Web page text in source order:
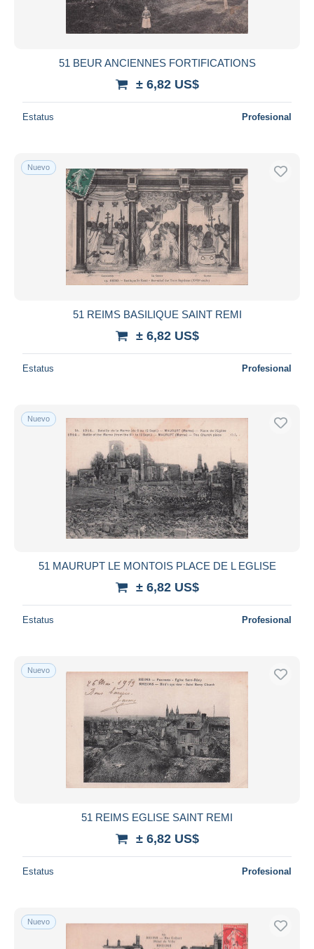
51 BEUR ANCIENNES FORTIFICATIONS
± 6,82 US$
Estatus Profesional
Nuevo
51 REIMS BASILIQUE SAINT REMI
± 6,82 US$
Estatus Profesional
Nuevo
51 MAURUPT LE MONTOIS PLACE DE L EGLISE
± 6,82 US$
Estatus Profesional
Nuevo
51 REIMS EGLISE SAINT REMI
± 6,82 US$
Estatus Profesional
Nuevo